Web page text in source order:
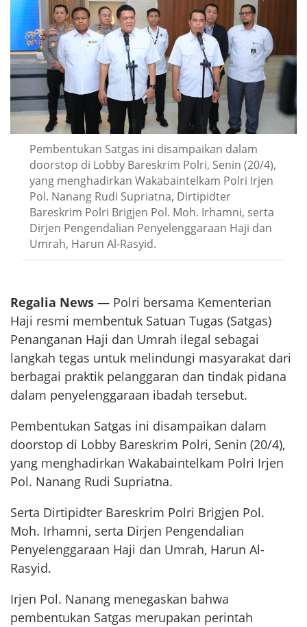
Pembentukan Satgas ini disampaikan dalam
doorstop di Lobby Bareskrim Polri, Senin (20/4),
yang menghadirkan Wakabaintelkam Polri Irjen
Pol. Nanang Rudi Supriatna, Dirtipidter
Bareskrim Polri Brigjen Pol. Moh. Irhamni, serta
Dirjen Pengendalian Penyelenggaraan Haji dan
Umrah, Harun Al-Rasyid.
Regalia News — Polri bersama Kementerian
Haji resmi membentuk Satuan Tugas (Satgas)
Penanganan Haji dan Umrah ilegal sebagai
langkah tegas untuk melindungi masyarakat dari
berbagai praktik pelanggaran dan tindak pidana
dalam penyelenggaraan ibadah tersebut.
Pembentukan Satgas ini disampaikan dalam
doorstop di Lobby Bareskrim Polri, Senin (20/4),
yang menghadirkan Wakabaintelkam Polri Irjen
Pol. Nanang Rudi Supriatna.
Serta Dirtipidter Bareskrim Polri Brigjen Pol.
Moh. Irhamni, serta Dirjen Pengendalian
Penyelenggaraan Haji dan Umrah, Harun Al-
Rasyid.
Irjen Pol. Nanang menegaskan bahwa
pembentukan Satgas merupakan perintah